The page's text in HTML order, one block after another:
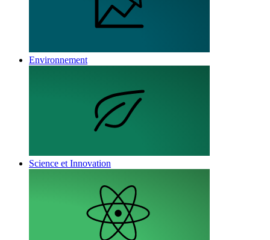
Environnement
Science et Innovation